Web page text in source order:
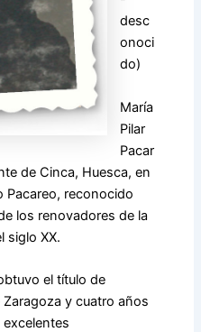
desc
onoci
do)
María
Pilar
Pacar
de Cinca, Huesca, en
Pacareo, reconocido
los renovadores de la
siglo XX.
el título de
y cuatro años